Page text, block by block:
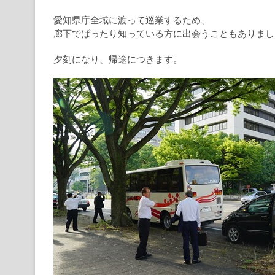
愛知県庁全域に渡って巡業するため、
廊下でばったり知っている方に出会うこともありま
夕刻になり、帰途につきます。